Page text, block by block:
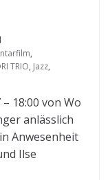
,
TRIO, Jazz,
18:00 von Wo
anlässlich
Anwesenheit
Ilse